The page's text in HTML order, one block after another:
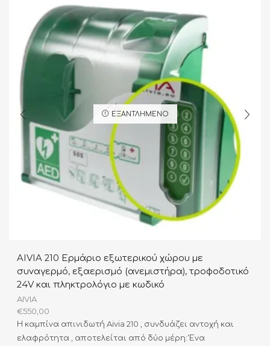
ΕΞΑΝΤΛΗΜΈΝΟ
AIVIA 210 Ερμάριο εξωτερικού χώρου με
συναγερμό, εξαερισμό (ανεμιστήρα), τροφοδοτικό
24V και πληκτρολόγιο με κωδικό
AIVIA
€550,00
Η καμπίνα απινιδωτή Aivia 210 , συνδυάζει αντοχή και
ελαφρότητα , αποτελείται από δύο μέρη: Ένα